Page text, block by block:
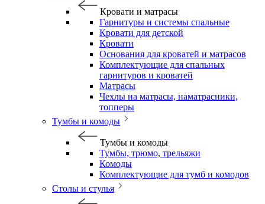
Кровати и матрасы
Гарнитуры и системы спальные
Кровати для детской
Кровати
Основания для кроватей и матрасов
Комплектующие для спальных
гарнитуров и кроватей
Матрасы
Чехлы на матрасы, наматрасники,
топперы
Тумбы и комоды
Тумбы и комоды
Тумбы, трюмо, трельяжи
Комоды
Комплектующие для тумб и комодов
Столы и стулья